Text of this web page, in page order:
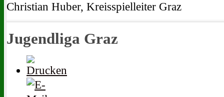
Christian Huber, Kreisspielleiter Graz
Jugendliga Graz